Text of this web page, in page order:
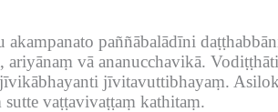
akampanato paññābalādīni
ariyānaṃ vā ananucchavikā.
jīvitavuttibhayaṃ.
sutte vaṭṭavivaṭṭaṃ kathitaṃ.